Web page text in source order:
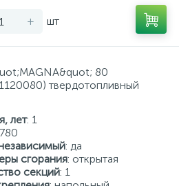
+ шт
80
твердотопливный
лет: 1
: да
сгорания: открытая
секций: 1